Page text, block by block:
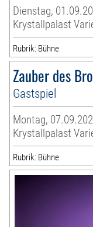
Dienstag,
Krystallpalast
Rubrik: Bühne
Zauber des
Gastspiel
Montag,
Krystallpalast
Rubrik: Bühne